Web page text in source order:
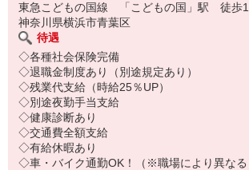
東急こどもの国線 「こどもの国」駅 徒歩
神奈川県横浜市青葉区
待遇
◇各種社会保険完備
◇退職金制度あり（別途規定あり）
◇残業代支給（時給25％UP）
◇別途夜勤手当支給
◇健康診断あり
◇交通費全額支給
◇有給休暇あり
◇車・バイク通勤OK！（※職場により異なる